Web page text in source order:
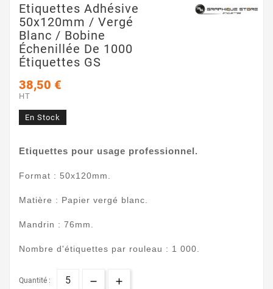
Etiquettes Adhésive
50x120mm / Vergé
Blanc / Bobine
Échenillée De 1000
Étiquettes GS
38,50 €
HT
En Stock
Etiquettes pour usage professionnel.
Format : 50x120mm.
Matière : Papier vergé blanc.
Mandrin : 76mm.
Nombre d'étiquettes par rouleau : 1 000.
Quantité :